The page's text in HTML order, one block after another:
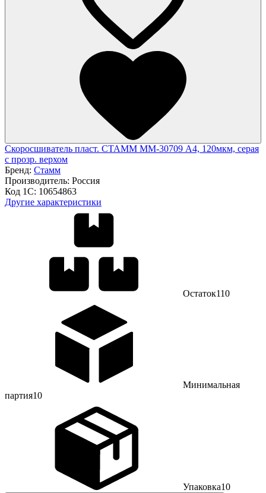
Скоросшиватель пласт. СТАММ ММ-30709 А4, 120мкм, серая
с прозр. верхом
Бренд: Стамм
Производитель: Россия
Код 1С: 10654863
Другие характеристики
Остаток110
Минимальная
партия10
Упаковка10